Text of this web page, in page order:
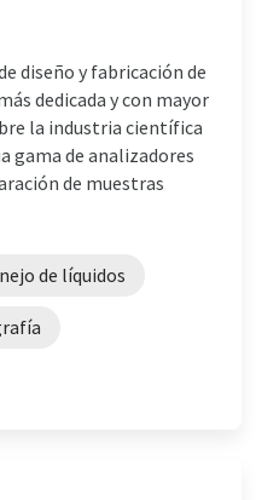
diseño y fabricación de
dedicada y con mayor
la industria científica
gama de analizadores
de muestras
de líquidos